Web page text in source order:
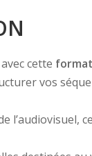
cette
vos
l’audiovisuel,